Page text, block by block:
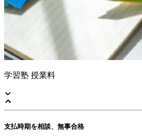
学習塾 授業料
支払時期を相談、無事合格